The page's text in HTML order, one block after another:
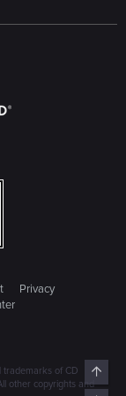
Privacy
trademarks of CD
other copyrights and
Top